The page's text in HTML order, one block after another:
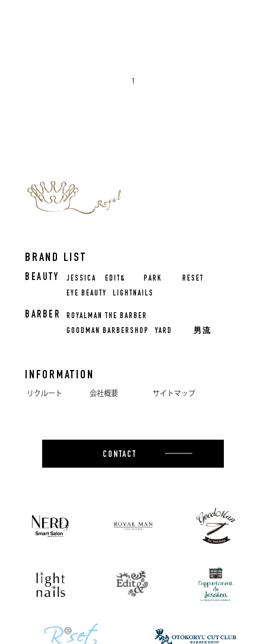
1
BRAND LIST
BEAUTY JESSICA EDIT& PARK
RESET
EYE BEAUTY
LIGHTNAILS
BARBER
ROYALMAN THE BARBER
GOODMAN BARBERSHOP
YARD 男流
INFORMATION
リクルート 会社概要 サイトマップ
CONTACT